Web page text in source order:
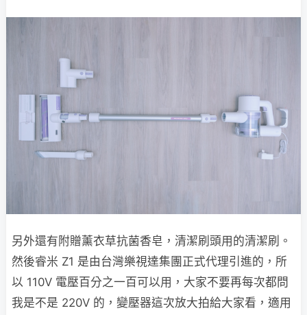
另外還有附贈薰衣草抗菌香皂，清潔刷頭用的清潔刷。
然後睿米 Z1 是由台灣樂視達集團正式代理引進的，所
以 110V 電壓百分之一百可以用，大家不要再每次都問
我是不是 220V 的，變壓器這次放大拍給大家看，適用